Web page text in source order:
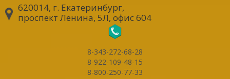
620014, г. Екатеринбург,
проспект Ленина, 5Л, офис 604
8-343-272-68-28
8-922-109-48-15
8-800-250-77-33